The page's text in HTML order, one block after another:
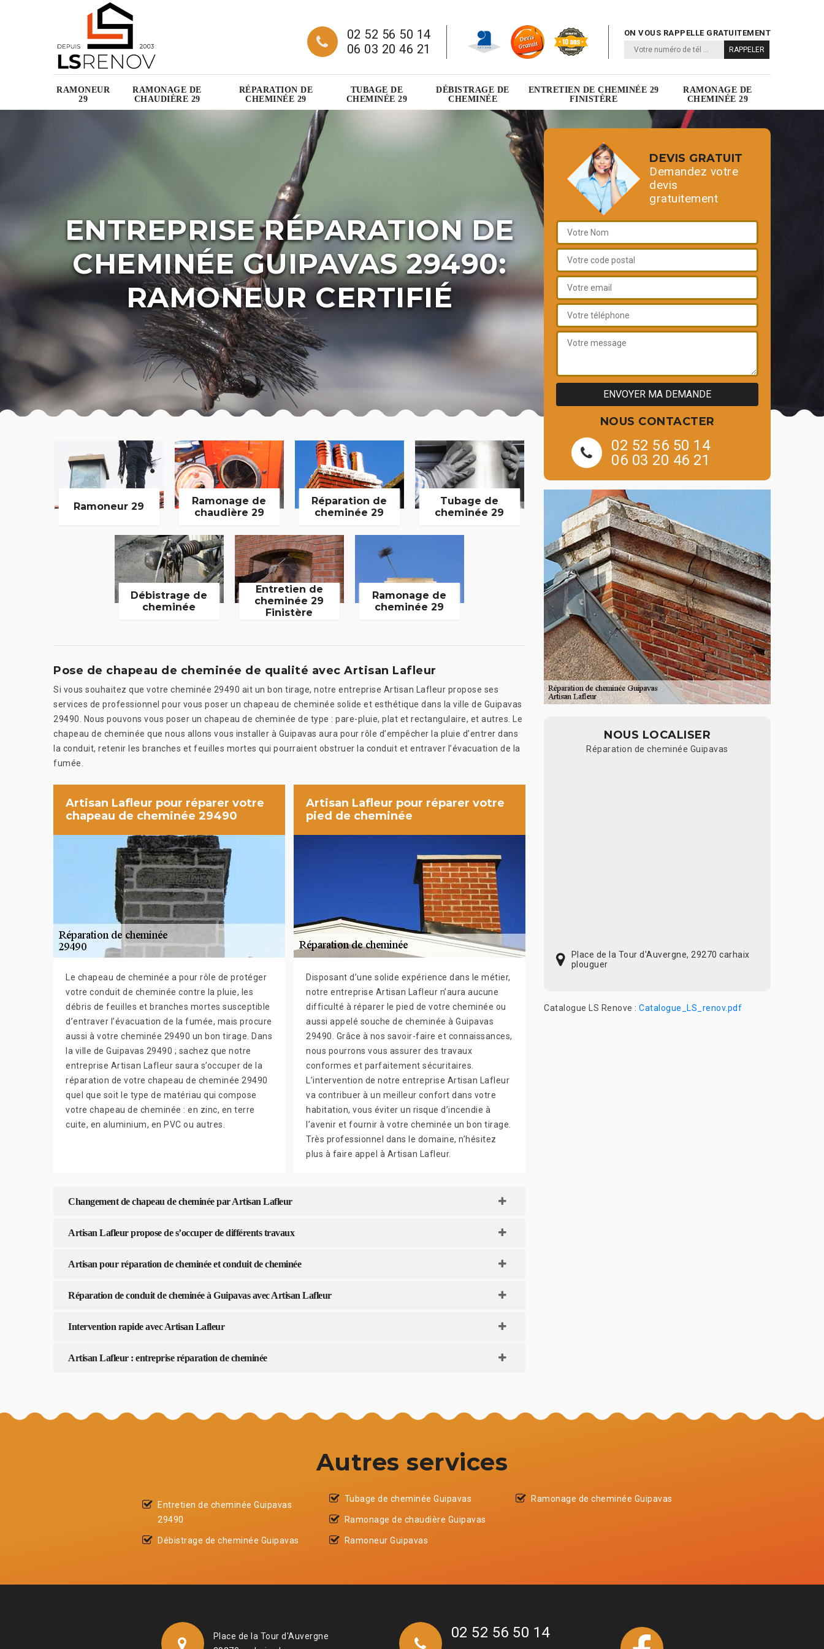
02 52 56 50 14
06 03 20 46 21
ON VOUS RAPPELLE GRATUITEMENT
RAMONEUR
29
RAMONAGE DE
CHAUDIÈRE 29
RÉPARATION DE
CHEMINÉE 29
TUBAGE DE
CHEMINÉE 29
DÉBISTRAGE DE
CHEMINÉE
ENTRETIEN DE CHEMINÉE 29
FINISTÈRE
RAMONAGE DE
CHEMINÉE 29
ENTREPRISE RÉPARATION DE
CHEMINÉE GUIPAVAS 29490:
RAMONEUR CERTIFIÉ
Ramoneur 29
Ramonage de
chaudière 29
Réparation de
cheminée 29
Tubage de
cheminée 29
Débistrage de
cheminée
Entretien de
cheminée 29
Finistère
Ramonage de
cheminée 29
Pose de chapeau de cheminée de qualité avec Artisan Lafleur
Si vous souhaitez que votre cheminée 29490 ait un bon tirage, notre entreprise Artisan Lafleur propose ses
services de professionnel pour vous poser un chapeau de cheminée solide et esthétique dans la ville de Guipavas
29490. Nous pouvons vous poser un chapeau de cheminée de type : pare-pluie, plat et rectangulaire, et autres. Le
chapeau de cheminée que nous allons vous installer à Guipavas aura pour rôle d’empêcher la pluie d’entrer dans
la conduit, retenir les branches et feuilles mortes qui pourraient obstruer la conduit et entraver l’évacuation de la
fumée.
Artisan Lafleur pour réparer votre
chapeau de cheminée 29490
Le chapeau de cheminée a pour rôle de protéger
votre conduit de cheminée contre la pluie, les
débris de feuilles et branches mortes susceptible
d’entraver l’évacuation de la fumée, mais procure
aussi à votre cheminée 29490 un bon tirage. Dans
la ville de Guipavas 29490 ; sachez que notre
entreprise Artisan Lafleur saura s’occuper de la
réparation de votre chapeau de cheminée 29490
quel que soit le type de matériau qui compose
votre chapeau de cheminée : en zinc, en terre
cuite, en aluminium, en PVC ou autres.
Artisan Lafleur pour réparer votre
pied de cheminée
Disposant d’une solide expérience dans le métier,
notre entreprise Artisan Lafleur n’aura aucune
difficulté à réparer le pied de votre cheminée ou
aussi appelé souche de cheminée à Guipavas
29490. Grâce à nos savoir-faire et connaissances,
nous pourrons vous assurer des travaux
conformes et parfaitement sécuritaires.
L’intervention de notre entreprise Artisan Lafleur
va contribuer à un meilleur confort dans votre
habitation, vous éviter un risque d’incendie à
l’avenir et fournir à votre cheminée un bon tirage.
Très professionnel dans le domaine, n’hésitez
plus à faire appel à Artisan Lafleur.
Changement de chapeau de cheminée par Artisan Lafleur
Artisan Lafleur propose de s’occuper de différents travaux
Artisan pour réparation de cheminée et conduit de cheminée
Réparation de conduit de cheminée à Guipavas avec Artisan Lafleur
Intervention rapide avec Artisan Lafleur
Artisan Lafleur : entreprise réparation de cheminée
DEVIS GRATUIT
Demandez votre
devis
gratuitement
NOUS CONTACTER
02 52 56 50 14
06 03 20 46 21
NOUS LOCALISER
Réparation de cheminée Guipavas
Place de la Tour d'Auvergne, 29270 carhaix
plouguer
Catalogue LS Renove : Catalogue_LS_renov.pdf
Autres services
Entretien de cheminée Guipavas
29490
Débistrage de cheminée Guipavas
Tubage de cheminée Guipavas
Ramonage de chaudière Guipavas
Ramoneur Guipavas
Ramonage de cheminée Guipavas
Place de la Tour d'Auvergne
02 52 56 50 14